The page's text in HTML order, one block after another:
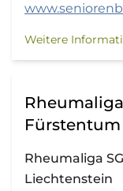
Weitere
Rheumaliga
Rheumaliga
Liechtenstein